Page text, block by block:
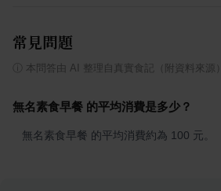
常見問題
本問答由 AI 整理自真實食記（附資料來源）
無名素食早餐 的平均消費是多少？
無名素食早餐 的平均消費約為 100 元。